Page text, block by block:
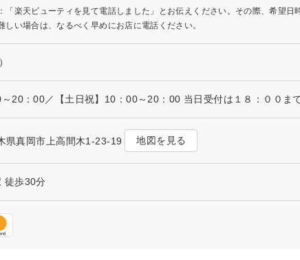
「楽天ビューティを見て電話しました」とお伝えください。その際、希望日
しい場合は、なるべく早めにお店に電話ください。
～20：00／【土日祝】10：00～20：00 当日受付は１８：００ま
県真岡市上高間木1-23-19 地図を見る
徒歩30分